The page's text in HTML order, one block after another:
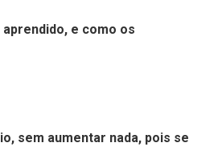
e como os
sem aumentar nada, pois se